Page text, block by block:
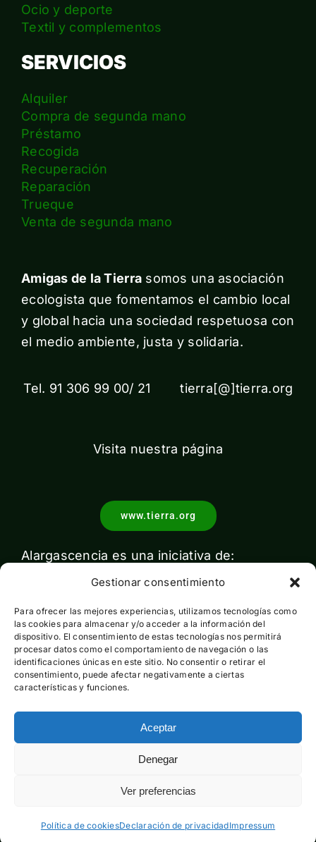
Gestionar consentimiento
Para ofrecer las mejores experiencias, utilizamos tecnologías como
las cookies para almacenar y/o acceder a la información del
dispositivo. El consentimiento de estas tecnologías nos permitirá
procesar datos como el comportamiento de navegación o las
identificaciones únicas en este sitio. No consentir o retirar el
consentimiento, puede afectar negativamente a ciertas
características y funciones.
Aceptar
Denegar
Ver preferencias
Política de cookiesDeclaración de privacidadImpressum
Ocio y deporte
Textil y complementos
SERVICIOS
Alquiler
Compra de segunda mano
Préstamo
Recogida
Recuperación
Reparación
Trueque
Venta de segunda mano
Amigas de la Tierra somos una asociación
ecologista que fomentamos el cambio local
y global hacia una sociedad respetuosa con
el medio ambiente, justa y solidaria.
Tel. 91 306 99 00/ 21 tierra[@]tierra.org
Visita nuestra página
www.tierra.org
Alargascencia es una iniciativa de:
Con el apoyo de:
Esta actividad ha sido financiada por el Ministerio para la